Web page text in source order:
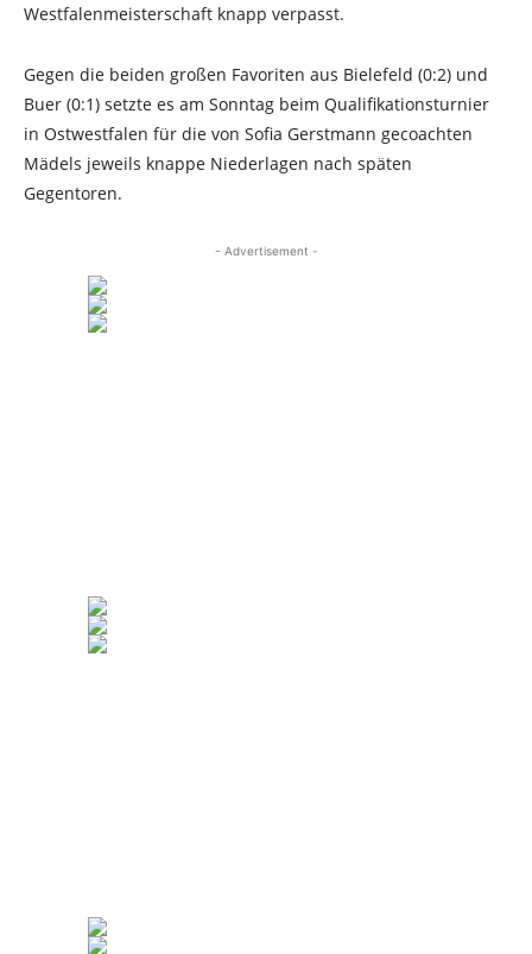
Westfalenmeisterschaft knapp verpasst.
Gegen die beiden großen Favoriten aus Bielefeld (0:2) und
Buer (0:1) setzte es am Sonntag beim Qualifikationsturnier
in Ostwestfalen für die von Sofia Gerstmann gecoachten
Mädels jeweils knappe Niederlagen nach späten
Gegentoren.
- Advertisement -